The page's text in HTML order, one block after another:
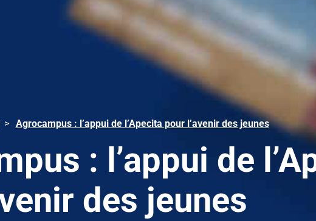
Agrocampus : l’appui de l’Apecita pour l’avenir des jeunes
: l’appui de
des jeunes